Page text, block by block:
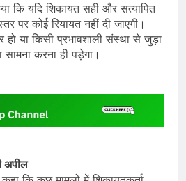
कि यदि शिकायत सही और सत्यापित
पर कोई रियायत नहीं दी जाएगी।
हो या किसी प्रभावशाली संस्था से जुड़ा
सामना करना ही पड़ेगा।
अपील